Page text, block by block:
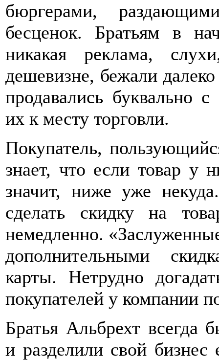
бюргерами,
бесценок. Братьям в
никакая реклама,
дешевизне, бежали
продавались буквально
их к месту торговли.
Покупатель,
знает, что если товар у
значит, ниже уже
сделать скидку на
немедленно.
дополнительными
карты. Нетрудно
покупателей у компании
Братья Альбрехт всегда
и разделили свой